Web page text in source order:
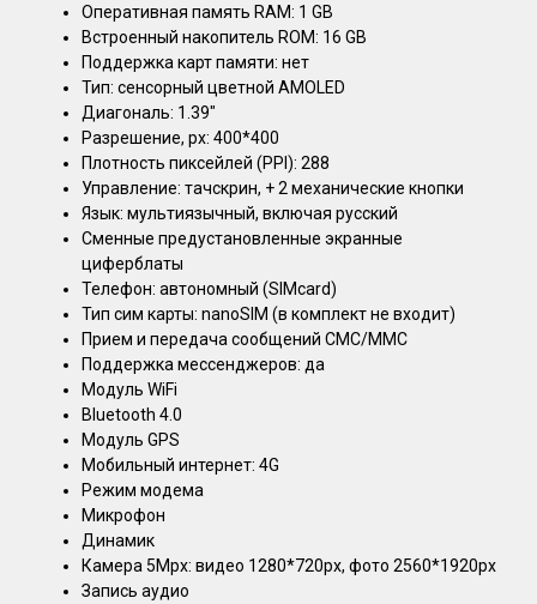
Оперативная память RAM: 1 GB
Встроенный накопитель ROM: 16 GB
Поддержка карт памяти: нет
Тип: сенсорный цветной AMOLED
Диагональ: 1.39"
Разрешение, px: 400*400
Плотность пиксейлей (PPI): 288
Управление: тачскрин, + 2 механические кнопки
Язык: мультиязычный, включая русский
Сменные предустановленные экранные
циферблаты
Телефон: автономный (SIMcard)
Тип сим карты: nanoSIM (в комплект не входит)
Прием и передача сообщений СМС/ММС
Поддержка мессенджеров: да
Модуль WiFi
Bluetooth 4.0
Модуль GPS
Мобильный интернет: 4G
Режим модема
Микрофон
Динамик
Камера 5Mpx: видео 1280*720px, фото 2560*1920px
Запись аудио